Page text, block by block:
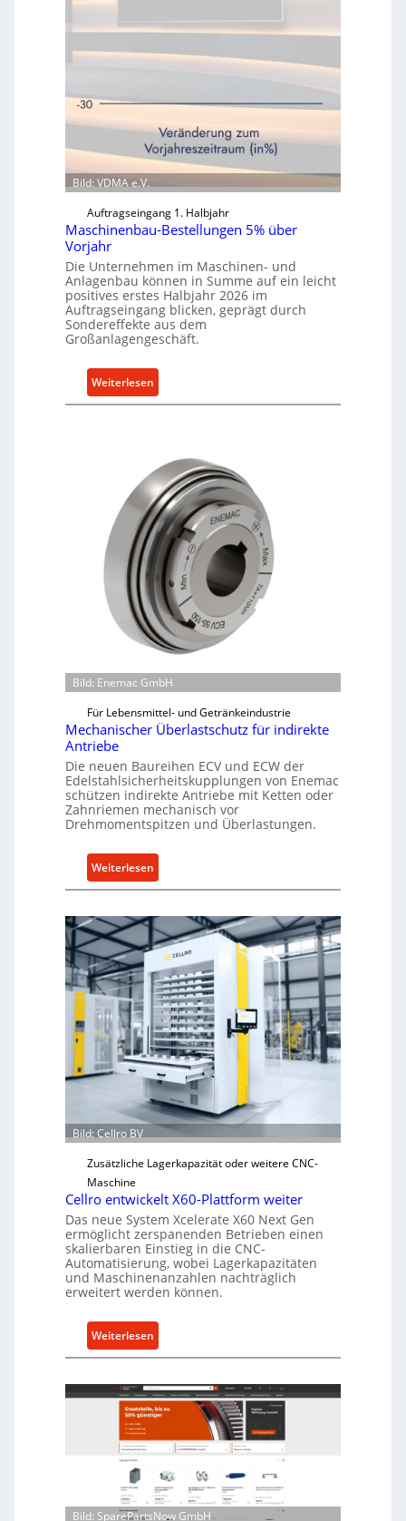
Bild: VDMA e.V.
Auftragseingang 1. Halbjahr
Maschinenbau-Bestellungen 5% über
Vorjahr
Die Unternehmen im Maschinen- und
Anlagenbau können in Summe auf ein leicht
positives erstes Halbjahr 2026 im
Auftragseingang blicken, geprägt durch
Sondereffekte aus dem
Großanlagengeschäft.
Weiterlesen:
M
h
i
n
e
n
b
a
u
-
B
s
t
e
l
u
n
g
n
5
%
ü
b
e
r
V
o
r
j
a
h
r
Bild: Enemac GmbH
Für Lebensmittel- und Getränkeindustrie
Mechanischer Überlastschutz für indirekte
Antriebe
Die neuen Baureihen ECV und ECW der
Edelstahlsicherheitskupplungen von Enemac
schützen indirekte Antriebe mit Ketten oder
Zahnriemen mechanisch vor
Drehmomentspitzen und Überlastungen.
Weiterlesen:
M
c
h
n
i
c
h
e
r
Ü
r
a
s
t
s
c
u
t
z
f
ü
r
i
n
i
r
Bild: Cellro BV
Zusätzliche Lagerkapazität oder weitere CNC-
Maschine
Cellro entwickelt X60-Plattform weiter
Das neue System Xcelerate X60 Next Gen
ermöglicht zerspanenden Betrieben einen
skalierbaren Einstieg in die CNC-
Automatisierung, wobei Lagerkapazitäten
und Maschinenanzahlen nachträglich
erweitert werden können.
Weiterlesen:
C
l
l
n
t
Bild: SparePartsNow GmbH